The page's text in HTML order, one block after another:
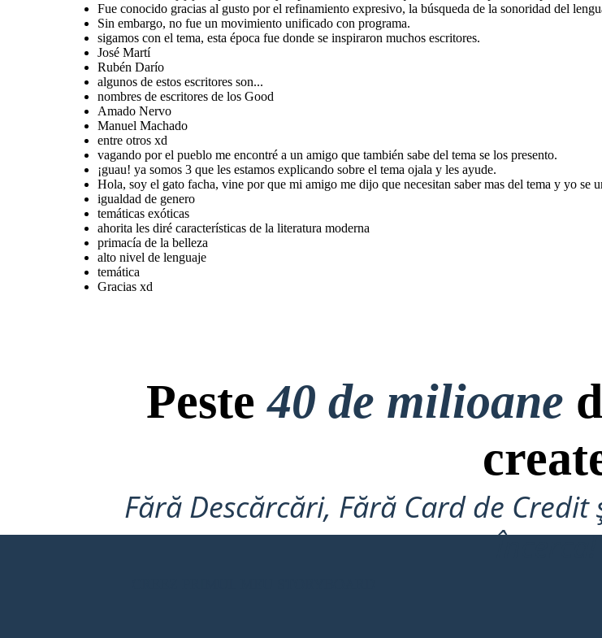
Gracias xd
Fue conocido gracias al gusto por el refinamiento expresivo, la búsqueda de la sonoridad del
Sin embargo, no fue un movimiento unificado con programa.
sigamos con el tema, esta época fue donde se inspiraron muchos escritores.
José Martí
Rubén Darío
algunos de estos escritores son...
nombres de escritores de los Good
Amado Nervo
Manuel Machado
entre otros xd
vagando por el pueblo me encontré a un amigo que también sabe del tema se los presento.
¡guau! ya somos 3 que les estamos explicando sobre el tema ojala y les ayude.
Hola, soy el gato facha, vine por que mi amigo me dijo que necesitan saber mas del tema y yo se
igualdad de genero
temáticas exóticas
ahorita les diré características de la literatura moderna
primacía de la belleza
alto nivel de lenguaje
temática
Gracias xd
Peste40 de milioane
Fără Descărcări, Fără Card de
Încerca!